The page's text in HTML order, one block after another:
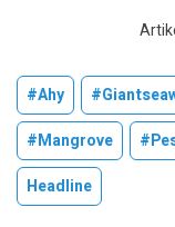
#ahy
#mangrove
Headline